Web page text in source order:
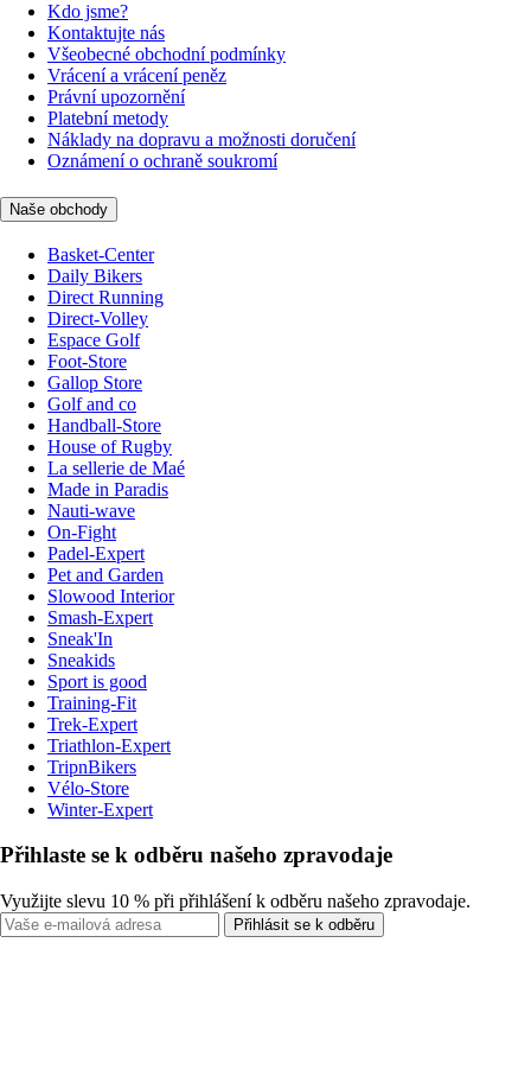
Kdo jsme?
Kontaktujte nás
Všeobecné obchodní podmínky
Vrácení a vrácení peněz
Právní upozornění
Platební metody
Náklady na dopravu a možnosti doručení
Oznámení o ochraně soukromí
Naše obchody
Basket-Center
Daily Bikers
Direct Running
Direct-Volley
Espace Golf
Foot-Store
Gallop Store
Golf and co
Handball-Store
House of Rugby
La sellerie de Maé
Made in Paradis
Nauti-wave
On-Fight
Padel-Expert
Pet and Garden
Slowood Interior
Smash-Expert
Sneak'In
Sneakids
Sport is good
Training-Fit
Trek-Expert
Triathlon-Expert
TripnBikers
Vélo-Store
Winter-Expert
Přihlaste se k odběru našeho zpravodaje
Využijte slevu 10 % při přihlášení k odběru našeho zpravodaje.
Přihlásit se k odběru